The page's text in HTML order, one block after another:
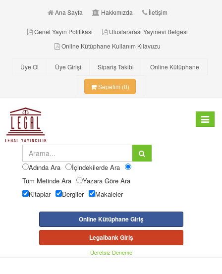
Ana Sayfa Hakkımızda İletişim
Genel Yayın Politikası
Uluslararası Yayınevi Belgesi
Online Kütüphane Kullanım Kılavuzu
Üye Ol Üye Girişi Sipariş Takibi Online Kütüphane
Sepetim (0)
Toggle
Adında Ara
İçindekilerde Ara
Tüm Metinde Ara
Yazara Göre Ara
Kitaplar
Dergiler Makaleler
Online Kütüphane Giriş
Legalbank Giriş
Ücretsiz Deneme